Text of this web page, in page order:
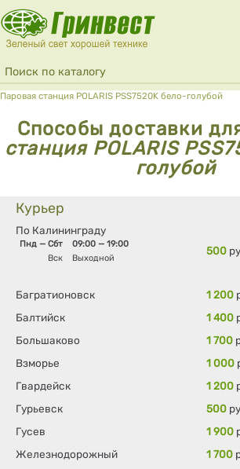
Перейти к основному содержанию
Форма поиска
Поиск
Вы здесь
Паровая станция POLARIS PSS7520K бело-голубой
Способы доставки
станция POLARIS
голубой
Курьер
По Калининграду
Пнд — Сбт
09:00 — 19:00
Вск
Выходной
500
Багратионовск 1 200
Балтийск
1 400
Большаково
1 700
Взморье
1 000
Гвардейск
1 200
Гурьевск
500
Гусев
1 900
Железнодорожный
1 700